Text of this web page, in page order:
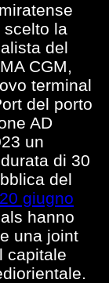
scelto la
del
CGM,
terminal
del porto
AD
un
di 30
del
20 giugno
hanno
una joint
capitale